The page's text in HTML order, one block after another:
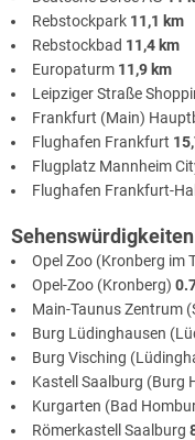
Rebstockpark 11,1 km
Rebstockbad 11,4 km
Europaturm 11,9 km
Leipziger Straße
Frankfurt (Main)
Flughafen Frankfurt
Flugplatz Mannheim
Flughafen Frankfurt-
Opel Zoo (Kronberg im
Opel-Zoo (Kronberg)
Main-Taunus Zentrum
Burg Lüdinghausen
Burg Visching
Kastell Saalburg (Burg
Kurgarten (Bad
Römerkastell Saalburg